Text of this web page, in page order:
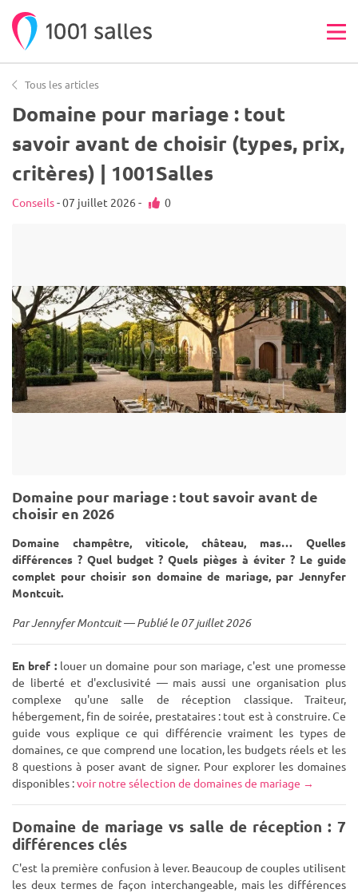
Tous les articles
Domaine pour mariage : tout
savoir avant de choisir (types, prix,
critères) | 1001Salles
Conseils- 07 juillet 2026 - 0
Domaine pour mariage : tout savoir avant de
choisir en 2026
Domaine champêtre, viticole, château, mas… Quelles
différences ? Quel budget ? Quels pièges à éviter ? Le guide
complet pour choisir son domaine de mariage, par Jennyfer
Montcuit.
Par Jennyfer Montcuit — Publié le 07 juillet 2026
En bref :louer un domaine pour son mariage, c'est une promesse
de liberté et d'exclusivité — mais aussi une organisation plus
complexe qu'une salle de réception classique. Traiteur,
hébergement, fin de soirée, prestataires : tout est à construire. Ce
guide vous explique ce qui différencie vraiment les types de
domaines, ce que comprend une location, les budgets réels et les
8 questions à poser avant de signer. Pour explorer les domaines
disponibles :voir notre sélection de domaines de mariage →
Domaine de mariage vs salle de réception : 7
différences clés
C'est la première confusion à lever. Beaucoup de couples utilisent
les deux termes de façon interchangeable, mais les différences